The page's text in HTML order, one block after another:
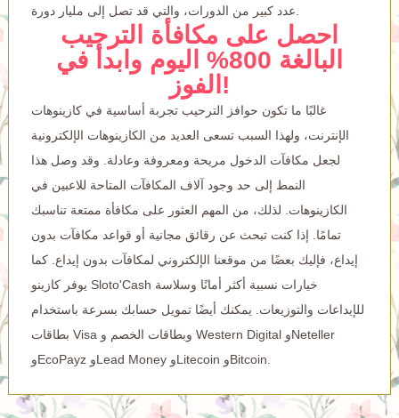
احصل على مكافأة الترحيب
البالغة 800% اليوم وابدأ في
الفوز!
غالبًا ما تكون حوافز الترحيب تجربة أساسية في كازينوهات
الإنترنت، ولهذا السبب تسعى العديد من الكازينوهات الإلكترونية
لجعل مكافآت الدخول مريحة ومعروفة وعادلة. وقد وصل هذا
النمط إلى حد وجود آلاف المكافآت المتاحة للاعبين في
الكازينوهات. لذلك، من المهم العثور على مكافأة ممتعة تناسبك
تمامًا. إذا كنت تبحث عن رقائق مجانية أو قواعد مكافآت بدون
إيداع، فإليك بعضًا من موقعنا الإلكتروني لمكافآت بدون إيداع. كما
يوفر كازينو Sloto'Cash خيارات نسبية أكثر أمانًا وسلاسة
للإيداعات والتوزيعات. يمكنك أيضًا تمويل حسابك بسرعة باستخدام
بطاقات Visa وبطاقات الخصم و Western Digital وNeteller
وEcoPayz وLead Money وLitecoin وBitcoin.